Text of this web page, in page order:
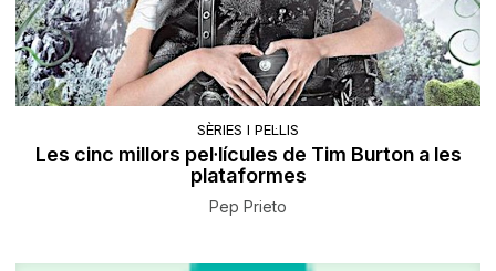
SÈRIES I PEL·LIS
Les cinc millors pel·lícules de Tim Burton a les
plataformes
Pep Prieto